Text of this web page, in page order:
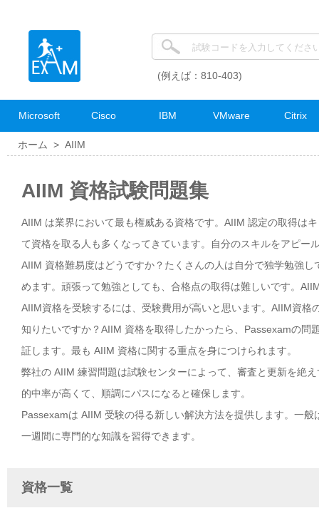
(例えば：810-403)
Microsoft Cisco IBM VMware Citrix
ホーム > AIIM
AIIM 資格試験問題集
AIIM は業界において最も権威ある資格です。AIIM 認定の取得は
て資格を取る人も多くなってきています。自分のスキルをアピー
AIIM 資格難易度はどうですか？たくさんの人は自分で独学勉強
めます。頑張って勉強としても、合格点の取得は難しいです。
AIIM資格を受験するには、受験費用が高いと思います。AIIM資
知りたいですか？AIIM 資格を取得したかったら、Passexamの
証します。最も AIIM 資格に関する重点を身につけられます。
弊社の AIIM 練習問題は試験センターによって、審査と更新を絶
的中率が高くて、順調にパスになると確保します。
Passexamは AIIM 受験の得る新しい解決方法を提供します。一
一週間に専門的な知識を習得できます。
資格一覧